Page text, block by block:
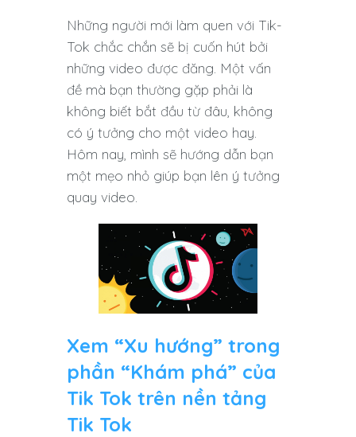
Những người mới làm quen với Tik-
Tok chắc chắn sẽ bị cuốn hút bởi
những video được đăng. Một vấn
đề mà bạn thường gặp phải là
không biết bắt đầu từ đâu, không
có ý tưởng cho một video hay.
Hôm nay, mình sẽ hướng dẫn bạn
một mẹo nhỏ giúp bạn lên ý tưởng
quay video.
Xem “Xu hướng” trong
phần “Khám phá” của
Tik Tok trên nền tảng
Tik Tok